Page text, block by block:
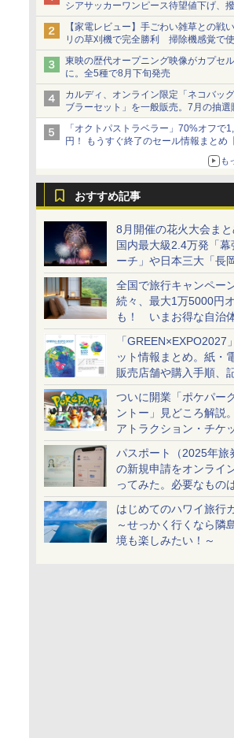
シアサッカーワンピース待望値下げ、
ショーツは1990円に
【家電レビュー】手ごわい雑草との戦
リの草刈機で完全勝利 掃除機感覚で
東映の歴代オープニング映像がカプセ
に。全5種で8月下旬発売
カルディ、オンライン限定「ネコバッ
ブラーセット」を一般販売。7月の抽選
当選無効分
「オクトパストラベラー」70%オフで
円！ もうすぐ終了のセール情報まとめ
ニンテンドーeショップでは「大神 絶
も
おすすめ記事
8月開催の花火大会まと
国内最大級2.4万発「幕
ーチ」や日本三大「長
ど大型イベント目白押
全国で旅行キャンペー
続々、最大1万5000円
も！ いまお得な自治体
め
「GREEN×EXPO2027
ット情報まとめ。紙・
販売店舗や購入手順、
ケットも解説
ついに開業「ポケパー
ントー」見どころ解説
アトラクション・チケ
配・来場前に必要な準
パスポート（2025年旅
の新規申請をオンライ
ってみた。必要なもの
ホとマイナカードのみ
はじめてのハワイ旅行
～せっかく行くなら隣
境も楽しみたい！～